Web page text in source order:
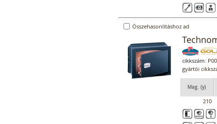
Összehasonlításhoz ad
cikkszám:
gyártói
Mag. (y)
210